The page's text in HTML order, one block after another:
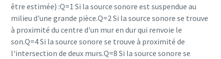
être estimée) :Q=1 Si la source sonore est suspendue au
milieu d'une grande pièce.Q=2 Si la source sonore se trouve
à proximité du centre d'un mur en dur qui renvoie le
son.Q=4 Si la source sonore se trouve à proximité de
l'intersection de deux murs.Q=8 Si la source sonore se